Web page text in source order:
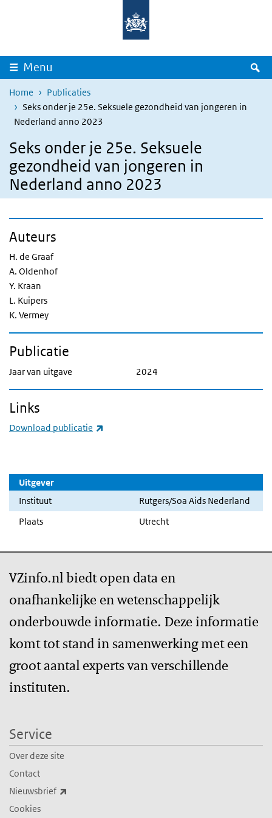
Overslaan en naar de inhoud gaan
Menu
Home
Publicaties
Seks onder je 25e. Seksuele gezondheid van jongeren in
Nederland anno 2023
Seks onder je 25e. Seksuele
gezondheid van jongeren in
Nederland anno 2023
Uitgever
Instituut
Rutgers/Soa Aids Nederland
Plaats
Utrecht
Auteurs
H. de Graaf
A. Oldenhof
Y. Kraan
L. Kuipers
K. Vermey
Publicatie
Jaar van uitgave 2024
Links
Download publicatie
VZinfo.nl biedt open data en
onafhankelijke en wetenschappelijk
onderbouwde informatie. Deze informatie
komt tot stand in samenwerking met een
groot aantal experts van verschillende
instituten.
Service
Over deze site
Contact
Nieuwsbrief
Cookies